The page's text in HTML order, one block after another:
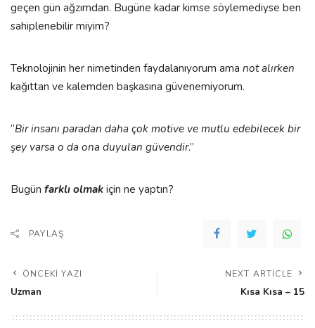
geçen gün ağzımdan. Bugüne kadar kimse söylemediyse ben
sahiplenebilir miyim?
Teknolojinin her nimetinden faydalanıyorum ama not alırken
kağıttan ve kalemden başkasına güvenemiyorum.
“Bir insanı paradan daha çok motive ve mutlu edebilecek bir
şey varsa o da ona duyulan güvendir.”
Bugün farklı olmak için ne yaptın?
PAYLAŞ
ÖNCEKI YAZI
Uzman
NEXT ARTICLE
Kısa Kısa – 15